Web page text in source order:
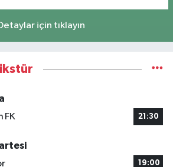
için tıklayın
FK
21:30
19:00